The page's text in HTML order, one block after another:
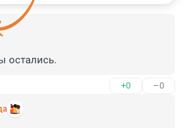
остались.
+0 –0